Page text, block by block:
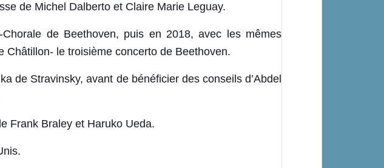
de Michel Dalberto et Claire Marie Leguay.
de Beethoven, puis en 2018, avec les mêmes
Châtillon- le troisième concerto de Beethoven.
de Stravinsky, avant de bénéficier des conseils d’Abdel
Frank Braley et Haruko Ueda.